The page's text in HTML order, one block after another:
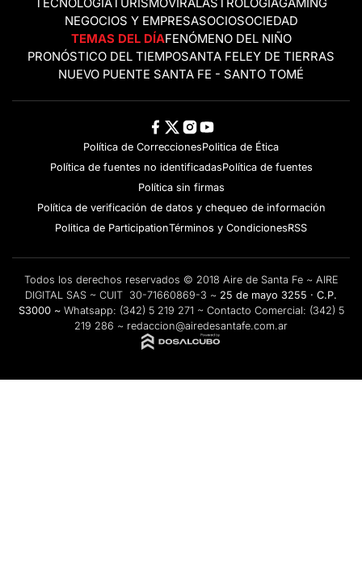
TECNOLOGÍA TURISMOVIRALASTROLOGÍAGAMING
NEGOCIOS Y EMPRESASOCIOSOCIEDAD
TEMAS DEL DÍAFENÓMENO DEL NIÑO
PRONÓSTICO DEL TIEMPOSANTA FELEY DE TIERRAS
NUEVO PUENTE SANTA FE - SANTO TOMÉ
Política de CorreccionesPolitica de Ética
Política de fuentes no identificadasPolítica de fuentes
Política sin firmas
Política de verificación de datos y chequeo de información
Politica de ParticipationTérminos y CondicionesRSS
Todos los derechos reservados © 2018 Aire de Santa Fe ~ AIRE
DIGITAL SAS ~ CUIT 30-71660869-3 ~ 25 de mayo 3255 · C.P.
S3000 ~ Whatsapp: (342) 5 219 271 ~ Contacto Comercial: (342) 5
219 286 ~ redaccion@airedesantafe.com.ar